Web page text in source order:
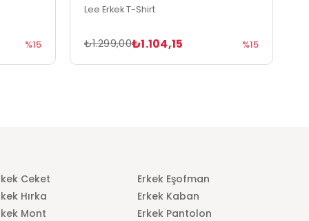
%15
Lee Erkek T-Shirt
₺1.104,15
₺1.299,00 %15
Ceket
Erkek Eşofman
Hırka
Erkek Kaban
Mont
Erkek Pantolon